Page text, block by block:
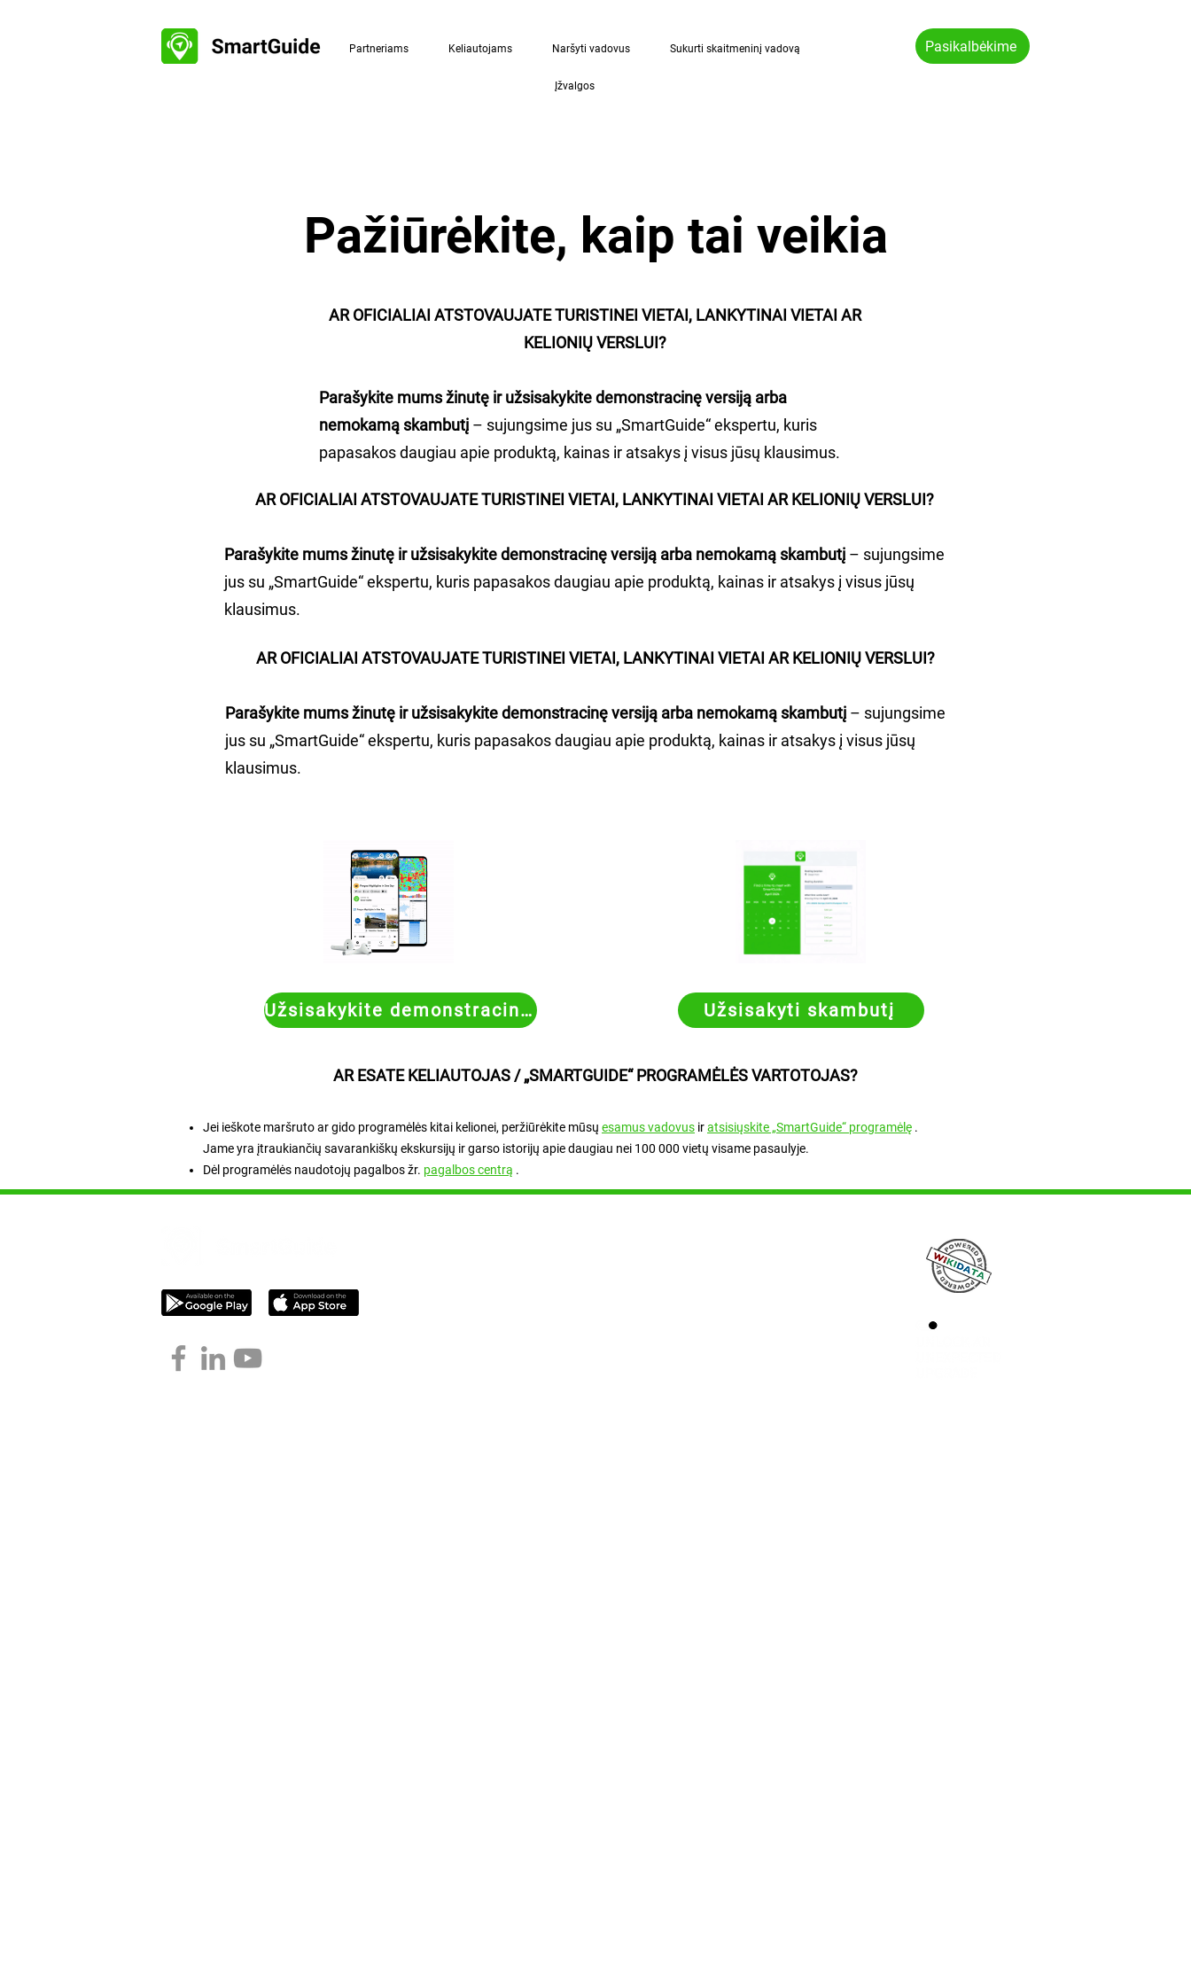
Partneriams Keliautojams Naršyti vadovus Sukurti skaitmeninį vadovą
Įžvalgos
Pasikalbėkime
Pažiūrėkite, kaip tai veikia
AR OFICIALIAI ATSTOVAUJATE TURISTINEI VIETAI, LANKYTINAI VIETAI AR
KELIONIŲ VERSLUI?
Parašykite mums žinutę ir užsisakykite demonstracinę versiją arba
nemokamą skambutį – sujungsime jus su „SmartGuide“ ekspertu, kuris
papasakos daugiau apie produktą, kainas ir atsakys į visus jūsų klausimus.
AR OFICIALIAI ATSTOVAUJATE TURISTINEI VIETAI, LANKYTINAI VIETAI AR KELIONIŲ VERSLUI?
Parašykite mums žinutę ir užsisakykite demonstracinę versiją arba nemokamą skambutį – sujungsime
jus su „SmartGuide“ ekspertu, kuris papasakos daugiau apie produktą, kainas ir atsakys į visus jūsų
klausimus.
AR OFICIALIAI ATSTOVAUJATE TURISTINEI VIETAI, LANKYTINAI VIETAI AR KELIONIŲ VERSLUI?
Parašykite mums žinutę ir užsisakykite demonstracinę versiją arba nemokamą skambutį – sujungsime
jus su „SmartGuide“ ekspertu, kuris papasakos daugiau apie produktą, kainas ir atsakys į visus jūsų
klausimus.
Užsisakykite demonstracinę versiją Užsisakyti skambutį
AR ESATE KELIAUTOJAS / „SMARTGUIDE“ PROGRAMĖLĖS VARTOTOJAS?
Jei ieškote maršruto ar gido programėlės kitai kelionei, peržiūrėkite mūsų esamus vadovus iratsisiųskite „SmartGuide“ programėlę .
Jame yra įtraukiančių savarankiškų ekskursijų ir garso istorijų apie daugiau nei 100 000 vietų visame pasaulyje.
Dėl programėlės naudotojų pagalbos žr. pagalbos centrą .